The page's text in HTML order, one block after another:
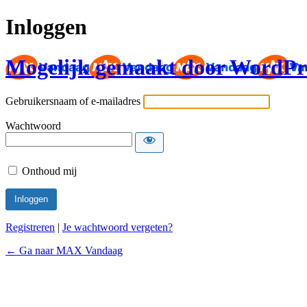
Inloggen
Mogelijk gemaakt door
Gebruikersnaam of e-mailadres
Wachtwoord
Onthoud mij
Registreren | Je wachtwoord vergeten?
← Ga naar MAX Vandaag